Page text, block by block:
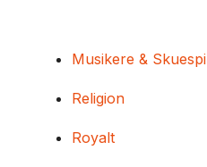
Musikere &
Religion
Royalt